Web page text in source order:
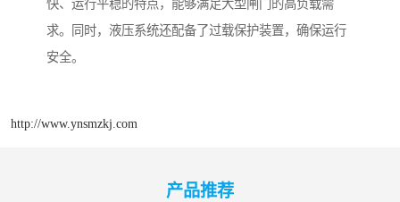
快、运行平稳的特点，能够满足大型闸门的高负载需
求。同时，液压系统还配备了过载保护装置，确保运行
安全。
http://www.ynsmzkj.com
产品推荐